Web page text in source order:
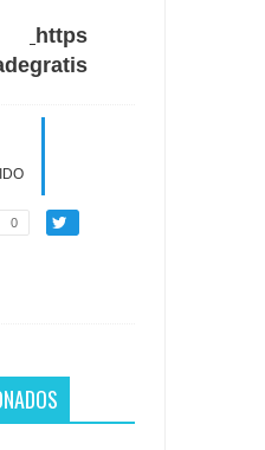
https
0